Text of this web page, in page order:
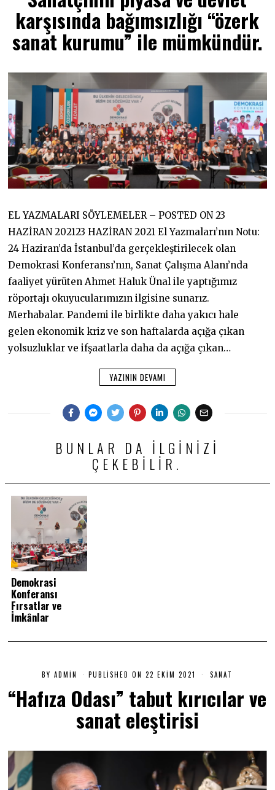
A
N
2
2
karşısında bağımsızlığı “özerk
sanat kurumu” ile mümkündür.
EL YAZMALARI SÖYLEMELER – POSTED ON 23
HAZİRAN 202123 HAZİRAN 2021 El Yazmaları’nın Notu:
24 Haziran’da İstanbul’da gerçekleştirilecek olan
Demokrasi Konferansı’nın, Sanat Çalışma Alanı’nda
faaliyet yürüten Ahmet Haluk Ünal ile yaptığımız
röportajı okuyucularımızın ilgisine sunarız.
Merhabalar. Pandemi ile birlikte daha yakıcı hale
gelen ekonomik kriz ve son haftalarda açığa çıkan
yolsuzluklar ve ifşaatlarla daha da açığa çıkan…
YAZININ DEVAMI
BUNLAR DA ILGINIZI
ÇEKEBILIR.
Demokrasi
Konferansı
Fırsatlar ve
İmkȃnlar
BYADMIN PUBLISHED ON 22 EKIM 2021
K
I
2
SANAT
“Hafıza Odası” tabut kırıcılar ve
sanat eleştirisi